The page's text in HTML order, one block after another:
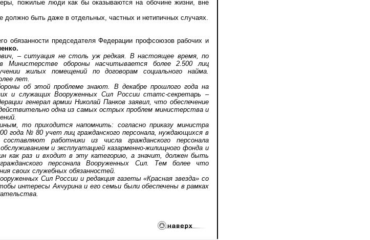
пожилые люди как бы оказываются на обочине жизни, вне
быть даже в отдельных, частных и нетипичных случаях.
председателя Федерации профсоюзов рабочих и
– ситуация не столь уж редкая. В настоящее время, по
Министерстве обороны насчитывается более 2.500 лиц
жилых помещений по договорам социального найма.
лет.
об этой проблеме знают. В декабре прошлого года на
и служащих Вооруженных Сил России статс-секретарь –
генерал армии Николай Панков заявил, что обеспечение
одна из самых острых проблем министерства и
то приходится напомнить: согласно приказу министра
года № 80 учет лиц гражданского персонала, нуждающихся в
работники из числа гражданского персонала
и эксплуатацией казарменно-жилищного фонда и
как раз и входит в эту категорию, а значит, должен быть
персонала Вооруженных Сил. Тем более что
своих служебных обязанностей.
Сил России и редакция газеты «Красная звезда» со
интересы Акчурина и его семьи были обеспечены в рамках